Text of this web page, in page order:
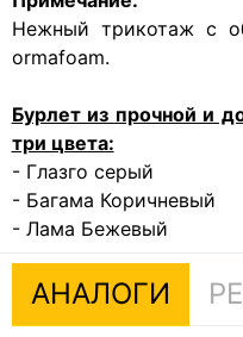
Нежный трикотаж с
ormafoam.
Бурлет из прочной и
три цвета:
- Глазго серый
- Багама Коричневый
- Лама Бежевый
АНАЛОГИ